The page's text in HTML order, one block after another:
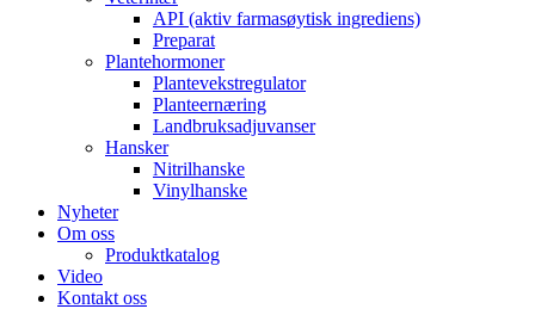
API (aktiv farmasøytisk ingrediens)
Preparat
Plantehormoner
Plantevekstregulator
Planteernæring
Landbruksadjuvanser
Hansker
Nitrilhanske
Vinylhanske
Nyheter
Om oss
Produktkatalog
Video
Kontakt oss